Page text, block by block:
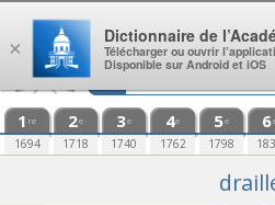
Aller au contenu
1 re
1694
2e
1718
3e
1740
4e
1762
5e
1798
6
×
Dictionnaire de
Télécharger ou ouvrir
Disponible sur Android et iOS